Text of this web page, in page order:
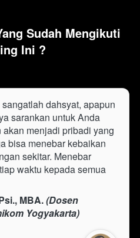
Sudah Mengikuti
Ini ?
dahsyat, apapun
sarankan untuk Anda
menjadi pribadi yang
bisa menebar kebaikan
sekitar. Menebar
waktu kepada semua
MBA. (Dosen
Yogyakarta)